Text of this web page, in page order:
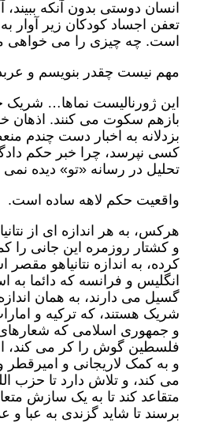
انسان دوستی بدون آنکه ببیند،
تعفن اجساد کودکان زیر آوار
است. چه چیزی را می خواهی
مهم نیست چقدر بنویسم و
این ژورنالیست نماها… شریک
بازهم سکوت می کنند. اذهان
بزدلانه به اخبار دست چندم
کسی نپرسد، چرا خبر حکم
تحلیل در رسانه «تو» دیده
واقعیت حکم لاهه ساده است.
هرکس، به هر اندازه ای از
و کشتار روزمره این جانی را
کرده، به اندازه نتانیاهو
انگلیس و فرانسه که دائما به
گسیل می دارند، به همان
شریک هستند، که ترکیه و
و جمهوری اسلامی که
فلسطین گوش را کر می کند،
و به کمک لاریجانی و
می کند، و تلاش دارد تا حزب
متقاعد کند تا به یک سازش
برسند تا شاید گزندی به عبا و